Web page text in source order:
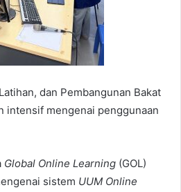
dan Pembangunan Bakat
intensif mengenai penggunaan
Global Online Learning (GOL)
sistem UUM Online